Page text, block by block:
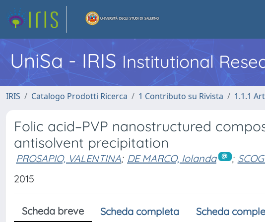
UniSa - IRIS Institutional
IRIS Catalogo Prodotti Ricerca 1 Contributo su Rivista 1.1.1
Folic acid–PVP nanostructured
antisolvent precipitation
PROSAPIO, VALENTINA; DE MARCO, Iolanda ;
2015
Scheda breve Scheda completa Scheda